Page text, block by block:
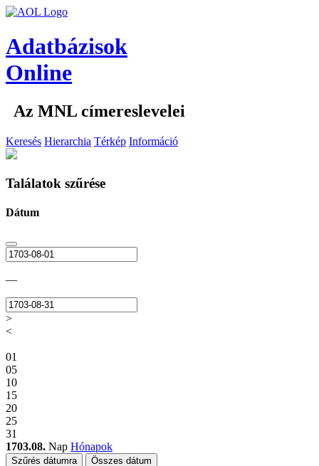
Adatbázisok
Online
Az MNL címereslevelei
Keresés Hierarchia Térkép Információ
Találatok szűrése
Dátum
—
>
<
01
05
10
15
20
25
31
1703.08. Nap Hónapok
Szűrés dátumra Összes dátum